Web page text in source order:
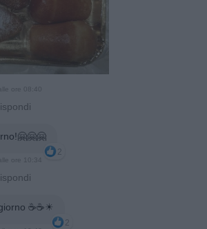
ore 08:40
2
☕☕☀
2